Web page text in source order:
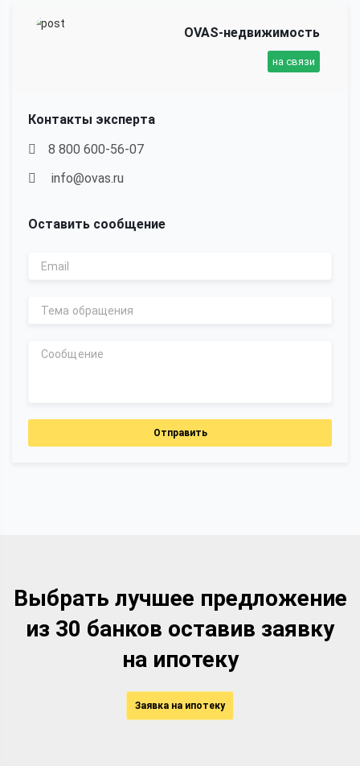
OVAS-недвижимость
на связи
Контакты эксперта
8 800 600-56-07
info@ovas.ru
Оставить сообщение
Отправить
Выбрать лучшее предложение
из 30 банков оставив заявку
на ипотеку
Заявка на ипотеку